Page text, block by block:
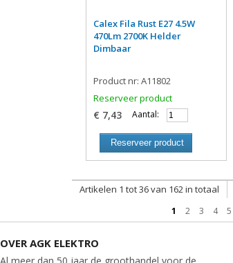
Calex Fila Rust E27 4.5W
470Lm 2700K Helder
Dimbaar
Product nr: A11802
Reserveer product
€ 7,43 Aantal:
Reserveer product
Artikelen 1 tot 36 van 162 in totaal
1
2 3 4 5
OVER AGK ELEKTRO